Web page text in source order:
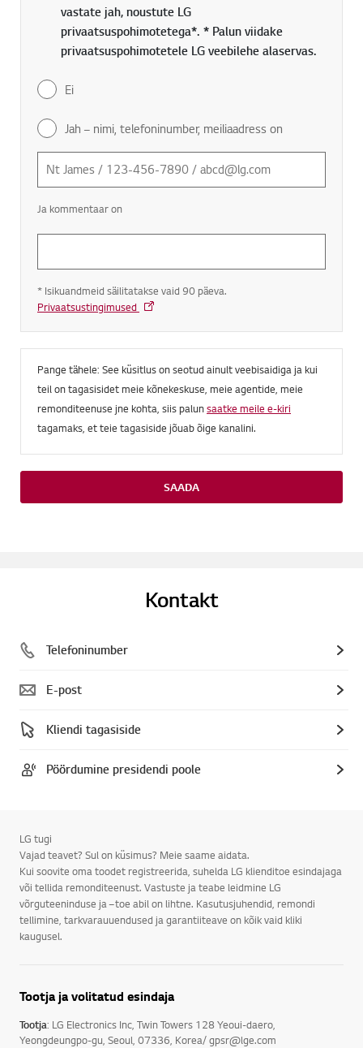
vastate jah, noustute LG
privaatsuspohimotetega*. * Palun viidake
privaatsuspohimotetele LG veebilehe alaservas.
Ei
Jah – nimi, telefoninumber, meiliaadress on
Ja kommentaar on
* Isikuandmeid säilitatakse vaid 90 päeva.
Privaatsustingimused
Pange tähele: See küsitlus on seotud ainult veebisaidiga ja kui
teil on tagasisidet meie kõnekeskuse, meie agentide, meie
remonditeenuse jne kohta, siis palunsaatke meile e-kiri
tagamaks, et teie tagasiside jõuab õige kanalini.
SAADA
Kontakt
Telefoninumber
E-post
Kliendi tagasiside
Pöördumine presidendi poole
LG tugi
Vajad teavet? Sul on küsimus? Meie saame aidata.
Kui soovite oma toodet registreerida, suhelda LG klienditoe esindajaga
või tellida remonditeenust. Vastuste ja teabe leidmine LG
võrguteeninduse ja –toe abil on lihtne. Kasutusjuhendid, remondi
tellimine, tarkvarauuendused ja garantiiteave on kõik vaid kliki
kaugusel.
Tootja ja volitatud esindaja
Tootja: LG Electronics Inc, Twin Towers 128 Yeoui-daero,
Yeongdeungpo-gu, Seoul, 07336, Korea/ gpsr@lge.com